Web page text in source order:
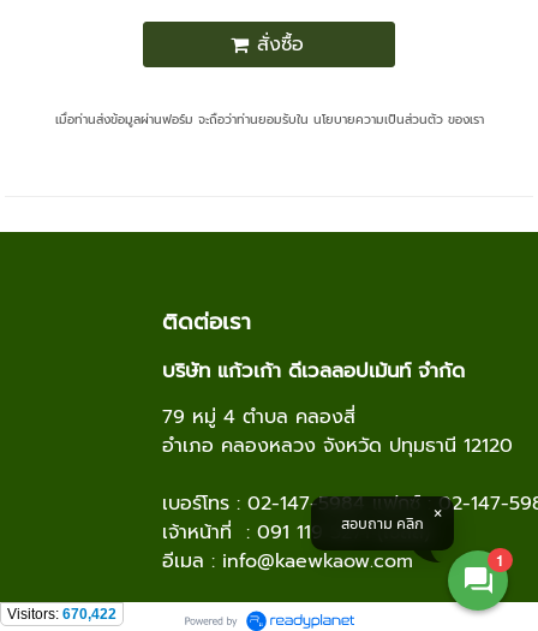
สั่งซื้อ
เมื่อท่านส่งข้อมูลผ่านฟอร์ม จะถือว่าท่านยอมรับใน นโยบายความเป็นส่วนตัวของเรา
ติดต่อเรา
บริษัท แก้วเก้า ดีเวลลอปเม้นท์ จำกัด
79 หมู่ 4 ตำบล คลองสี่
อำเภอ คลองหลวง จังหวัด ปทุมธานี 12120
เบอร์โทร : 02-147-5984 แฟกซ์ : 02-147-
เจ้าหน้าที่ : 091 119 3271 (เซลล์)
อีเมล : info@kaewkaow.com
Visitors: 670,422
1
สอบถาม คลิก